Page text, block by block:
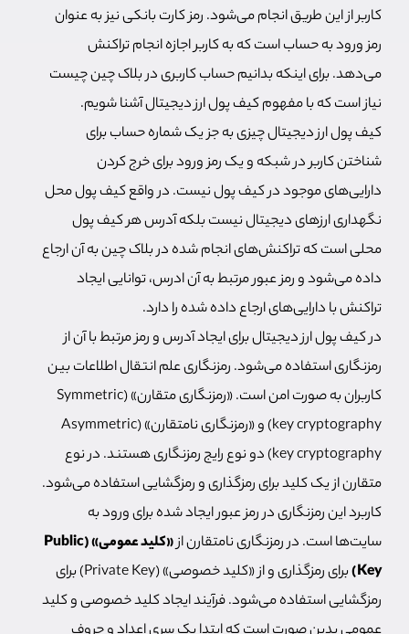
کاربر از این طریق انجام می‌شود. رمز کارت بانکی نیز به عنوان
رمز ورود به حساب است که به کاربر اجازه انجام تراکنش
می‌دهد. برای اینکه بدانیم حساب کاربری در بلاک چین چیست
نیاز است که با مفهوم کیف پول ارز دیجیتال آشنا شویم.
کیف پول ارز دیجیتال چیزی به جز یک شماره حساب برای
شناختن کاربر در شبکه و یک رمز ورود برای خرج کردن
دارایی‌های موجود در کیف پول نیست. در واقع کیف پول محل
نگهداری ارزهای دیجیتال نیست بلکه آدرس هر کیف پول
محلی است که تراکنش‌های انجام شده در بلاک چین به آن ارجاع
داده می‌شود و رمز عبور مرتبط به آن ادرس، توانایی ایجاد
تراکنش با دارایی‌های ارجاع داده شده را دارد.
در کیف پول ارز دیجیتال برای ایجاد آدرس و رمز مرتبط با آن از
رمزنگاری استفاده می‌شود. رمزنگاری علم انتقال اطلاعات بین
کاربران به صورت امن است. «رمزنگاری متقارن» (Symmetric
key cryptography) و «رمزنگاری نامتقارن» (Asymmetric
key cryptography) دو نوع رایج رمزنگاری هستند. در نوع
متقارن از یک کلید برای رمزگذاری و رمزگشایی استفاده می‌شود.
کاربرد این رمزنگاری در رمز عبور ایجاد شده برای ورود به
سایت‌ها است. در رمزنگاری نامتقارن از
«کلید عمومی» (Public
Key)
برای رمزگذاری و از «کلید خصوصی» (Private Key) برای
رمزگشایی استفاده می‌شود. فرآیند ایجاد کلید خصوصی و کلید